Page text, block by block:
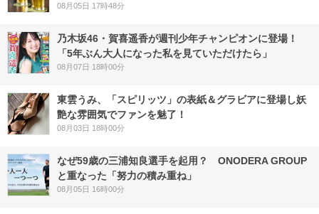
08月05日 17時48分
乃木坂46・賀喜遥香が週刊少年チャンピオンに登場！
「5年ぶん大人になった私を見ていただけたら」
08月07日 18時00分
東雲うみ、「スピリッツ」の表紙＆グラビアに登場し妖
艶な雰囲気でファンを魅了！
08月03日 18時00分
なぜ59歳の三浦知良選手を起用？ ONODERA GROUP
と重なった「努力の積み重ね」
08月05日 16時00分